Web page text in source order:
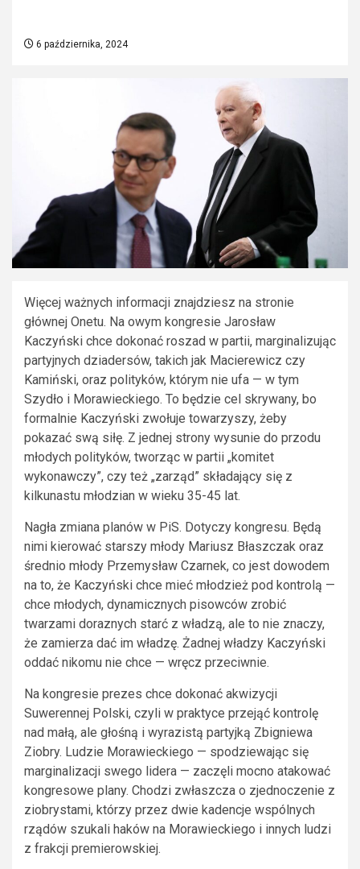
6 października, 2024
Więcej ważnych informacji znajdziesz na stronie
głównej Onetu. Na owym kongresie Jarosław
Kaczyński chce dokonać roszad w partii, marginalizując
partyjnych dziadersów, takich jak Macierewicz czy
Kamiński, oraz polityków, którym nie ufa — w tym
Szydło i Morawieckiego. To będzie cel skrywany, bo
formalnie Kaczyński zwołuje towarzyszy, żeby
pokazać swą siłę. Z jednej strony wysunie do przodu
młodych polityków, tworząc w partii „komitet
wykonawczy”, czy też „zarząd” składający się z
kilkunastu młodzian w wieku 35-45 lat.
Nagła zmiana planów w PiS. Dotyczy kongresu. Będą
nimi kierować starszy młody Mariusz Błaszczak oraz
średnio młody Przemysław Czarnek, co jest dowodem
na to, że Kaczyński chce mieć młodzież pod kontrolą —
chce młodych, dynamicznych pisowców zrobić
twarzami doraznych starć z władzą, ale to nie znaczy,
że zamierza dać im władzę. Żadnej władzy Kaczyński
oddać nikomu nie chce — wręcz przeciwnie.
Na kongresie prezes chce dokonać akwizycji
Suwerennej Polski, czyli w praktyce przejąć kontrolę
nad małą, ale głośną i wyrazistą partyjką Zbigniewa
Ziobry. Ludzie Morawieckiego — spodziewając się
marginalizacji swego lidera — zaczęli mocno atakować
kongresowe plany. Chodzi zwłaszcza o zjednoczenie z
ziobrystami, którzy przez dwie kadencje wspólnych
rządów szukali haków na Morawieckiego i innych ludzi
z frakcji premierowskiej.